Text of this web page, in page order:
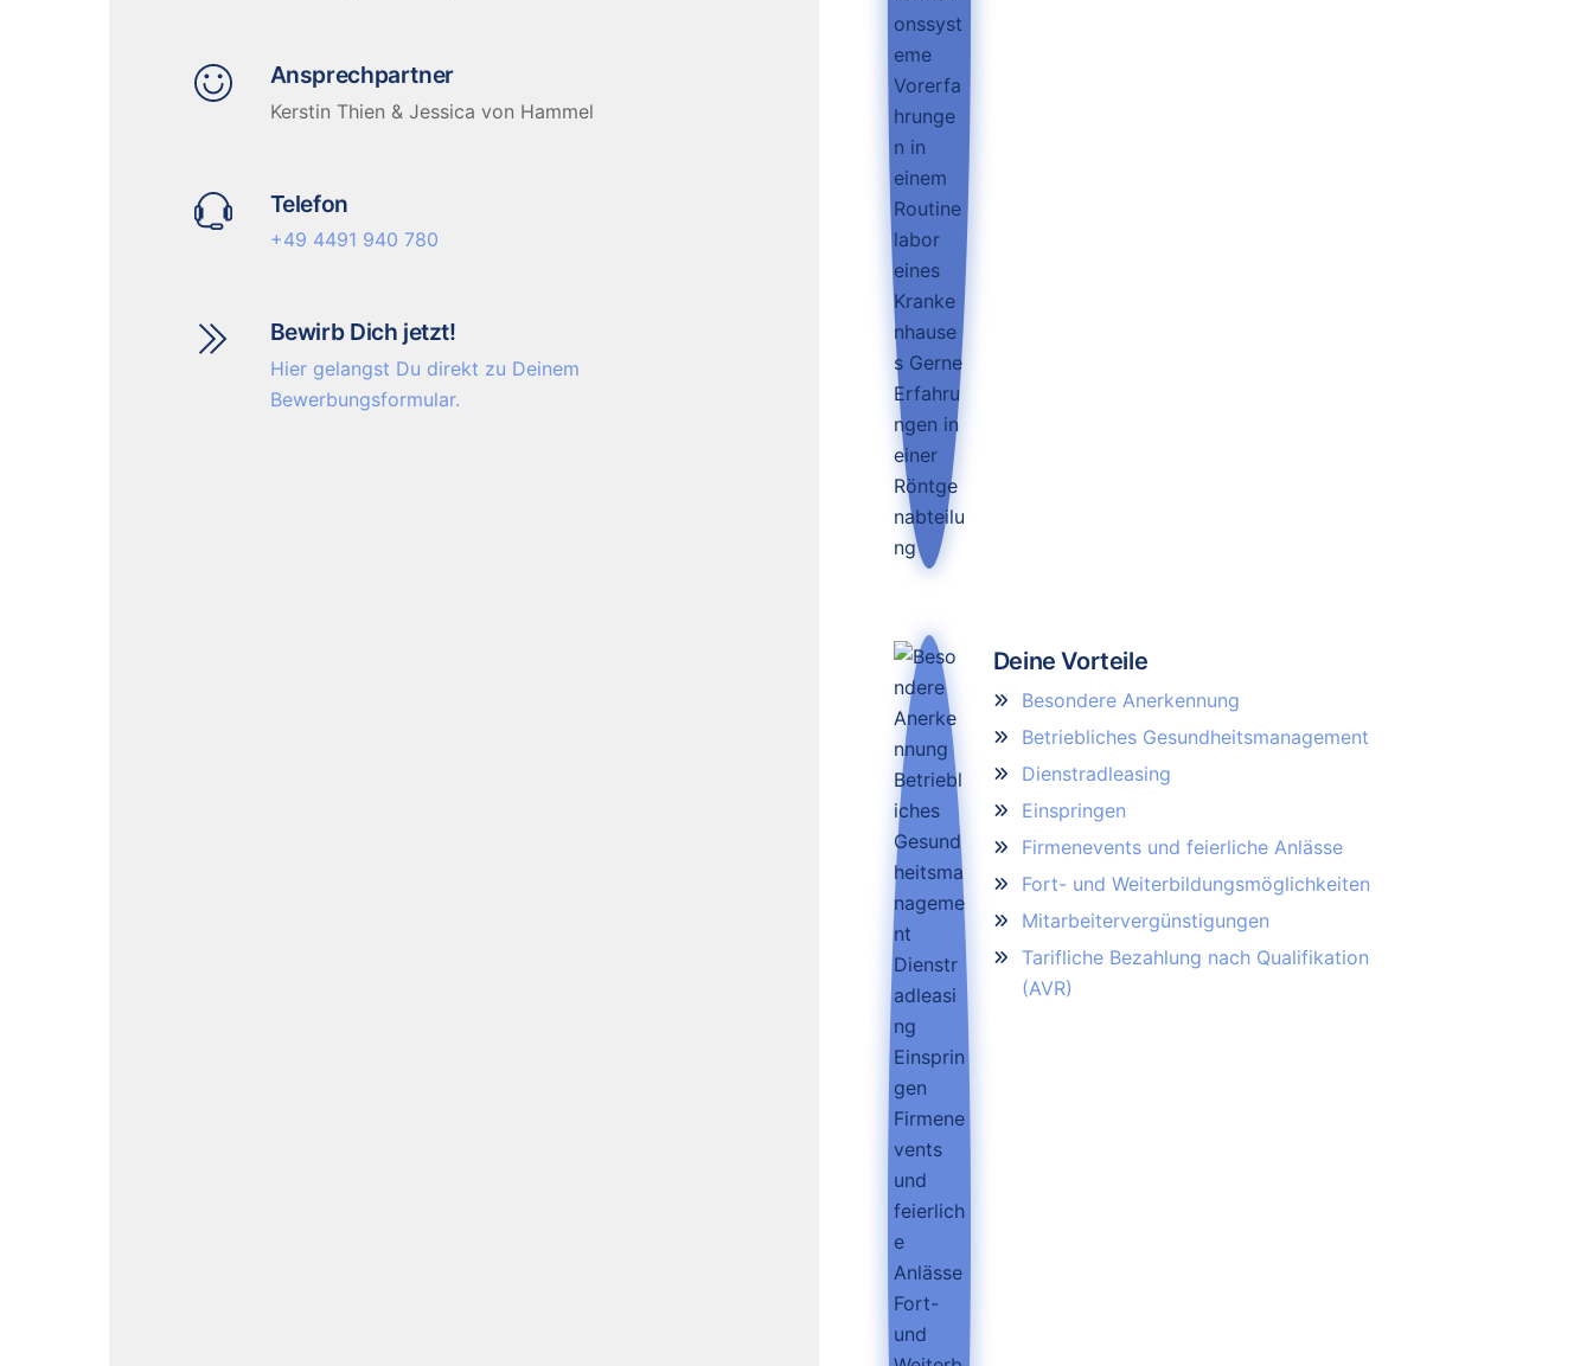
Deine Vorteile
Besondere Anerkennung
Betriebliches Ge­sund­heits­ma­nage­ment
Dienstradleasing
Einspringen
Firmenevents und feierliche Anlässe
Fort- und Wei­ter­bild­ungs­mög­lich­keit­en
Mit­ar­bei­ter­ver­güns­ti­gun­gen
Tarifliche Bezahlung nach Qualifikation
(AVR)
Ansprechpartner
Kerstin Thien & Jessica von Hammel
Telefon
+49 4491 940 780
Bewirb Dich jetzt!
Hier gelangst Du direkt zu Deinem
Bewerbungsformular.